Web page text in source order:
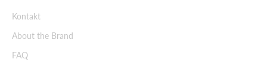
Kontakt
About the Brand
FAQ